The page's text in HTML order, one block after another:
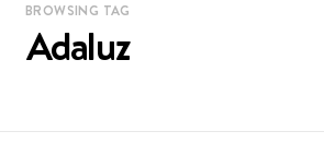
BROWSING TAG
Adaluz